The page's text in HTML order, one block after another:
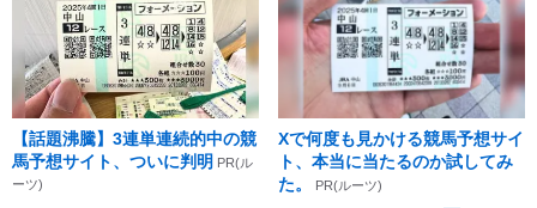
【話題沸騰】3連単連続的中の競
馬予想サイト、ついに判明 PR(ル
ーツ)
Xで何度も見かける競馬予想サイ
ト、本当に当たるのか試してみ
た。
PR(ルーツ)